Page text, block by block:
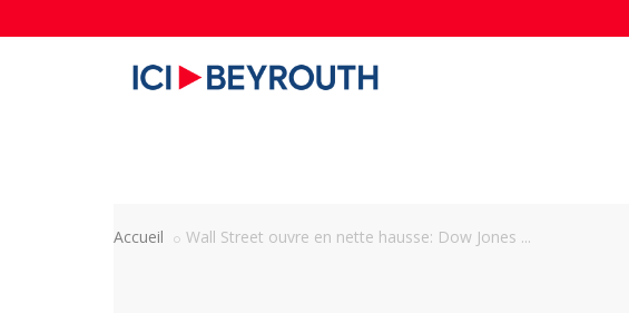
Accueil Wall Street ouvre en nette hausse: Dow Jones ...